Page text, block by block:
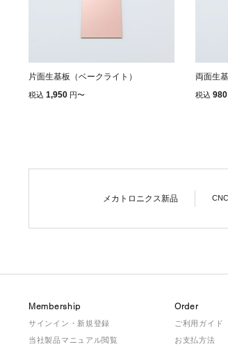
片面生基板（ベークライト）
税込 1,950 円〜
両面生
税込 980
メカトロニクス新品
Membership
サインイン・新規登録
当社製品マニュアル閲覧
Order
ご利用ガイド
お支払方法